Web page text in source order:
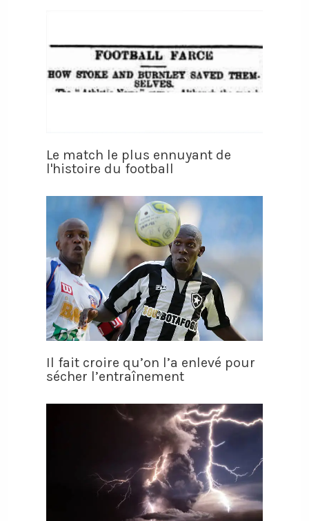
Le match le plus ennuyant de
l'histoire du football
Il fait croire qu’on l’a enlevé pour
sécher l’entraînement